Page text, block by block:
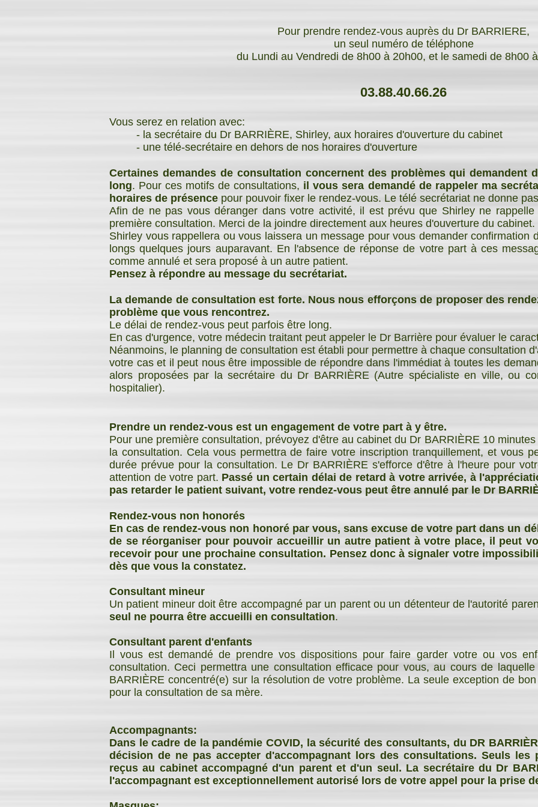
Pour prendre rendez-vous auprès du Dr BARRIERE,
un seul numéro de téléphone
du Lundi au Vendredi de 8h00 à 20h00, et le samedi de 8h00
03.88.40.66.26
Vous serez en relation avec:
- la secrétaire du Dr BARRIÈRE, Shirley, aux horaires d'ouverture du cabinet
- une télé-secrétaire en dehors de nos horaires d'ouverture
Certaines demandes de consultation concernent des problèmes qui demandent
long. Pour ces motifs de consultations, il vous sera demandé de rappeler ma
horaires de présence pour pouvoir fixer le rendez-vous. Le télé secrétariat ne donne
Afin de ne pas vous déranger dans votre activité, il est prévu que Shirley ne
première consultation. Merci de la joindre directement aux heures d'ouverture du cabinet.
Shirley vous rappellera ou vous laissera un message pour vous demander confirmation
longs quelques jours auparavant. En l'absence de réponse de votre part à ces
comme annulé et sera proposé à un autre patient.
Pensez à répondre au message du secrétariat.
La demande de consultation est forte. Nous nous efforçons de proposer des
problème que vous rencontrez.
Le délai de rendez-vous peut parfois être long.
En cas d'urgence, votre médecin traitant peut appeler le Dr Barrière pour évaluer le
Néanmoins, le planning de consultation est établi pour permettre à chaque consultation
votre cas et il peut nous être impossible de répondre dans l'immédiat à toutes les
alors proposées par la secrétaire du Dr BARRIÈRE (Autre spécialiste en ville, ou
hospitalier).
Prendre un rendez-vous est un engagement de votre part à y être.
Pour une première consultation, prévoyez d'être au cabinet du Dr BARRIÈRE 10
la consultation. Cela vous permettra de faire votre inscription tranquillement, et vous
durée prévue pour la consultation. Le Dr BARRIÈRE s'efforce d'être à l'heure pour
attention de votre part. Passé un certain délai de retard à votre arrivée, à
pas retarder le patient suivant, votre rendez-vous peut être annulé par le Dr
Rendez-vous non honorés
En cas de rendez-vous non honoré par vous, sans excuse de votre part dans un
de se réorganiser pour pouvoir accueillir un autre patient à votre place, il peut
recevoir pour une prochaine consultation. Pensez donc à signaler votre
dès que vous la constatez.
Consultant mineur
Un patient mineur doit être accompagné par un parent ou un détenteur de l'autorité
seul ne pourra être accueilli en consultation.
Consultant parent d'enfants
Il vous est demandé de prendre vos dispositions pour faire garder votre ou vos
consultation. Ceci permettra une consultation efficace pour vous, au cours de
BARRIÈRE concentré(e) sur la résolution de votre problème. La seule exception de
pour la consultation de sa mère.
Accompagnants:
Dans le cadre de la pandémie COVID, la sécurité des consultants, du DR
décision de ne pas accepter d'accompagnant lors des consultations. Seuls les
reçus au cabinet accompagné d'un parent et d'un seul. La secrétaire du Dr
l'accompagnant est exceptionnellement autorisé lors de votre appel pour la prise